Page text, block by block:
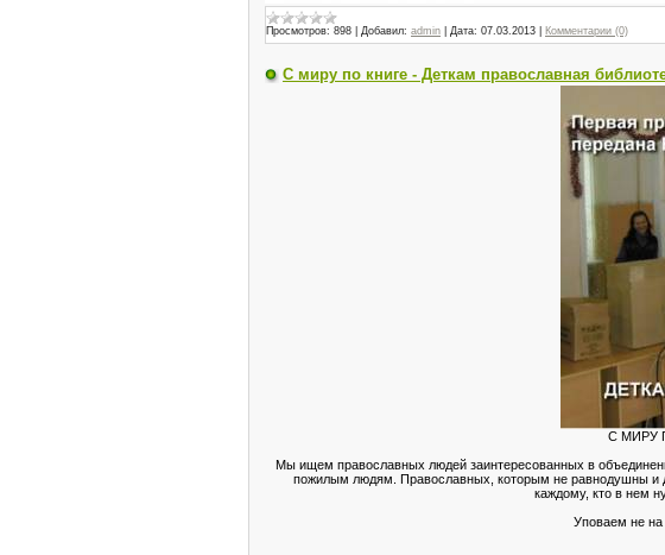
Просмотров: 898 Добавил: admin Дата: 07.03.2013 Комментарии (0)
С миру по книге - Деткам православная
С МИРУ
Мы ищем православных людей заинтересованных в
пожилым людям. Православных, которым не равнодушны и
каждому, кто в нем
Уповаем не на